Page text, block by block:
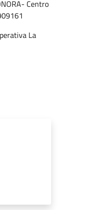
Centro
La